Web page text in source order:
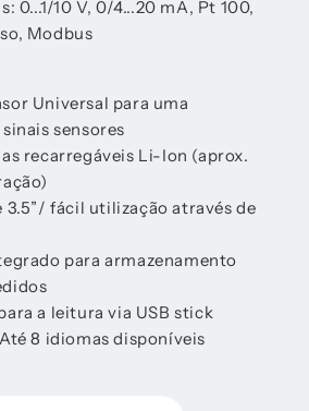
0...1/10 V, 0/4...20 mA, Pt 100,
Modbus
Universal para uma
sensores
recarregáveis Li-Ion (aprox.
3.5”/ fácil utilização através de
para armazenamento
a leitura via USB stick
8 idiomas disponíveis